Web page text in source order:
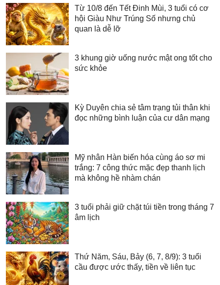
Từ 10/8 đến Tết Đinh Mùi, 3 tuổi có cơ
hội Giàu Như Trúng Số nhưng chủ
quan là dễ lỡ
3 khung giờ uống nước mật ong tốt cho
sức khỏe
Kỳ Duyên chia sẻ tâm trạng tủi thân khi
đọc những bình luận của cư dân mạng
Mỹ nhân Hàn biến hóa cùng áo sơ mi
trắng: 7 công thức mặc đẹp thanh lịch
mà không hề nhàm chán
3 tuổi phải giữ chặt túi tiền trong tháng 7
âm lịch
Thứ Năm, Sáu, Bảy (6, 7, 8/9): 3 tuổi
cầu được ước thấy, tiền về liên tục